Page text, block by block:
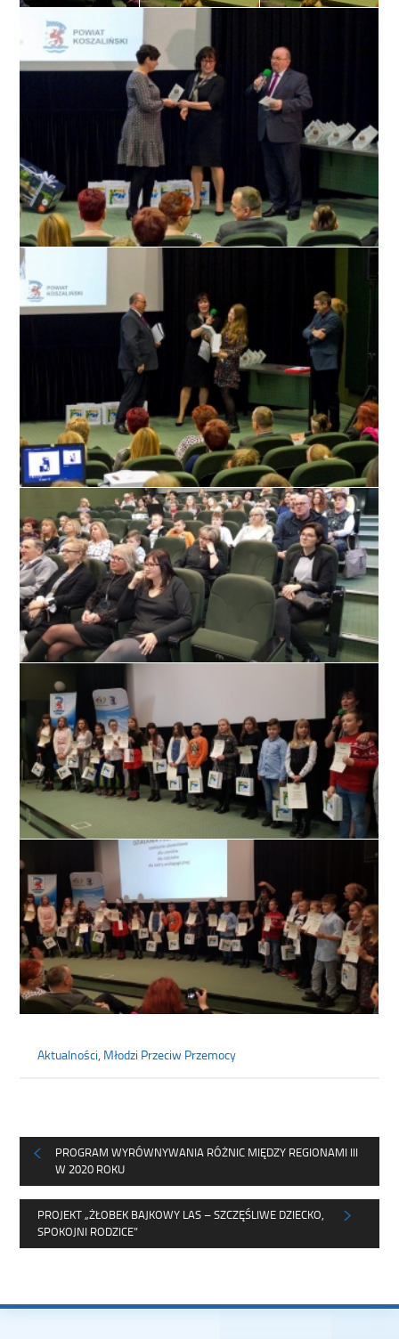
Aktualności, Młodzi Przeciw Przemocy
PROGRAM WYRÓWNYWANIA RÓŻNIC MIĘDZY REGIONAMI III
W 2020 ROKU
PROJEKT „ŻŁOBEK BAJKOWY LAS – SZCZĘŚLIWE DZIECKO,
SPOKOJNI RODZICE”